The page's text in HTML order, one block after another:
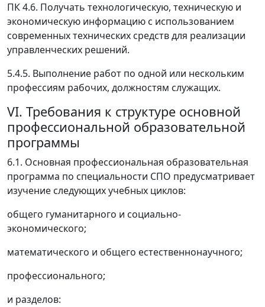
ПК 4.6. Получать технологическую, техническую и
экономическую информацию с использованием
современных технических средств для реализации
управленческих решений.
5.4.5. Выполнение работ по одной или нескольким
профессиям рабочих, должностям служащих.
VI. Требования к структуре основной
профессиональной образовательной
программы
6.1. Основная профессиональная образовательная
программа по специальности СПО предусматривает
изучение следующих учебных циклов:
общего гуманитарного и социально-
экономического;
математического и общего естественнонаучного;
профессионального;
и разделов: